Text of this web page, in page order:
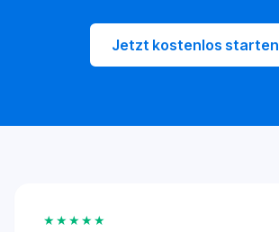
Jetzt kostenlos starten
★★★★★